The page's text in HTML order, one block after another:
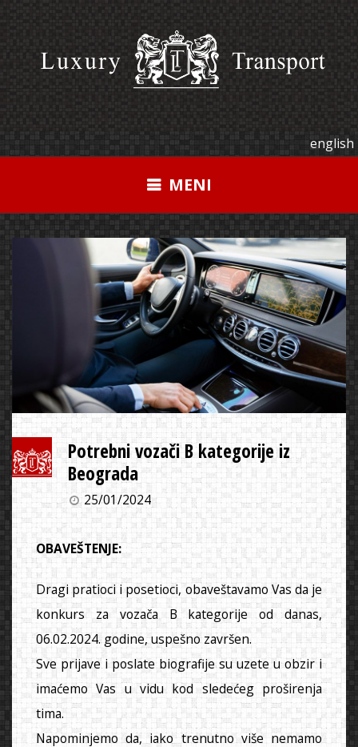
english
MENI
Potrebni vozači B kategorije iz
Beograda
25/01/2024
OBAVEŠTENJE:
Dragi pratioci i posetioci, obaveštavamo Vas da je
konkurs za vozača B kategorije od danas,
06.02.2024. godine, uspešno završen.
Sve prijave i poslate biografije su uzete u obzir i
imaćemo Vas u vidu kod sledećeg proširenja
tima.
Napominjemo da, iako trenutno više nemamo